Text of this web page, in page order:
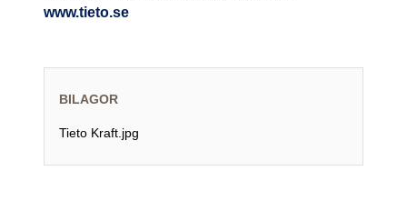
www.tieto.se
BILAGOR
Tieto Kraft.jpg